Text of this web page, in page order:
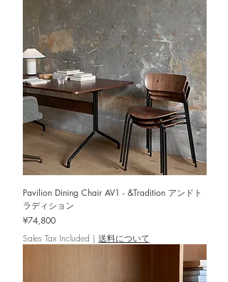
Pavilion Dining Chair AV1 - &Tradition アンドト
ラディション
Price
¥74,800
Sales Tax Included | 送料について